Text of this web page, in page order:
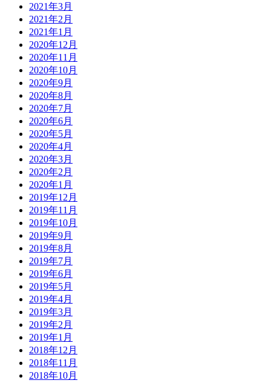
2021年3月
2021年2月
2021年1月
2020年12月
2020年11月
2020年10月
2020年9月
2020年8月
2020年7月
2020年6月
2020年5月
2020年4月
2020年3月
2020年2月
2020年1月
2019年12月
2019年11月
2019年10月
2019年9月
2019年8月
2019年7月
2019年6月
2019年5月
2019年4月
2019年3月
2019年2月
2019年1月
2018年12月
2018年11月
2018年10月